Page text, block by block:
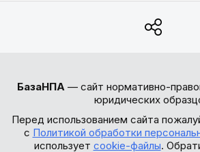
БазаНПА — сайт нормативно-
юридических
Перед использованием сайта
с Политикой обработки
использует cookie-файлы.